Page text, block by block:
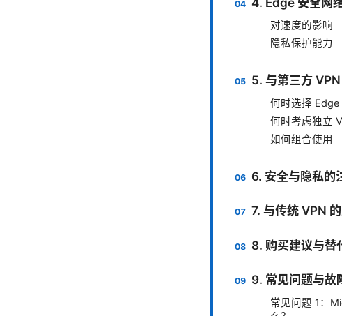
对速度的影响
隐私保护能力
5. 与第三方
何时选择 Edge
何时考虑独立
如何组合使用
6. 安全与隐私的
7. 与传统 VPN
8. 购买建议与替
9. 常见问题与故
常见问题 1：